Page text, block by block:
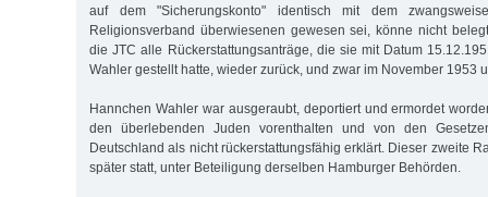
auf dem "Sicherungskonto" identisch mit dem
Religionsverband überwiesenen gewesen sei, könne nicht
die JTC alle Rückerstattungsanträge, die sie mit Datum
Wahler gestellt hatte, wieder zurück, und zwar im November 1953
Hannchen Wahler war ausgeraubt, deportiert und ermordet
den überlebenden Juden vorenthalten und von den
Deutschland als nicht rückerstattungsfähig erklärt. Dieser zweite
später statt, unter Beteiligung derselben Hamburger Behörden.